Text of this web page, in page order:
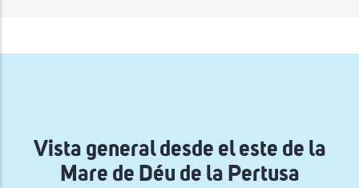
ayuda
Vista general desde el este de la
Mare de Déu de la Pertusa